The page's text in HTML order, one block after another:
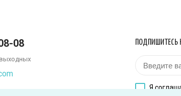
08
выходных
ПОДПИШИТЕСЬ
Я